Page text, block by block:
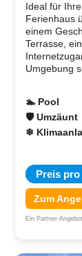
Ideal für
Ferienhaus
einem
Terrasse,
Umgebung
🏊 Pool
🛡 Umzäunt
❄
Preis pro
Zum
Ein Partner-